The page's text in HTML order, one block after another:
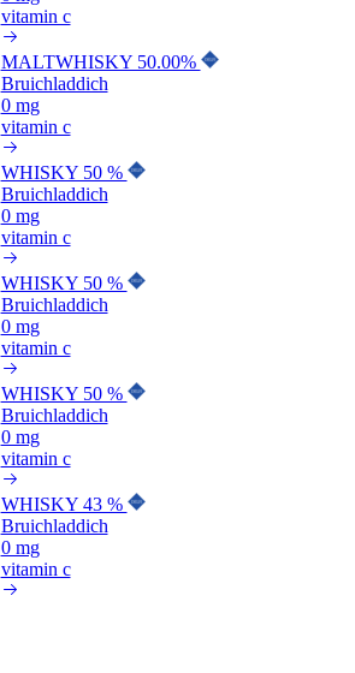
vitamin c
MALTWHISKY 50.00%
Bruichladdich
0 mg
vitamin c
WHISKY 50 %
Bruichladdich
0 mg
vitamin c
WHISKY 50 %
Bruichladdich
0 mg
vitamin c
WHISKY 50 %
Bruichladdich
0 mg
vitamin c
WHISKY 43 %
Bruichladdich
0 mg
vitamin c